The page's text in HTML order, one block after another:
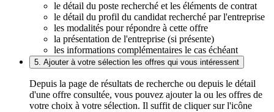
le détail du poste recherché et les éléments de contrat
le détail du profil du candidat recherché par l'entreprise
les modalités pour répondre à cette offre
la présentation de l'entreprise (si présente)
les informations complémentaires le cas échéant
5. Ajouter à votre sélection les offres qui vous intéressent
Depuis la page de résultats de recherche ou depuis le détail
d'une offre consultée, vous pouvez ajouter la ou les offres de
votre choix à votre sélection. Il suffit de cliquer sur l'icône